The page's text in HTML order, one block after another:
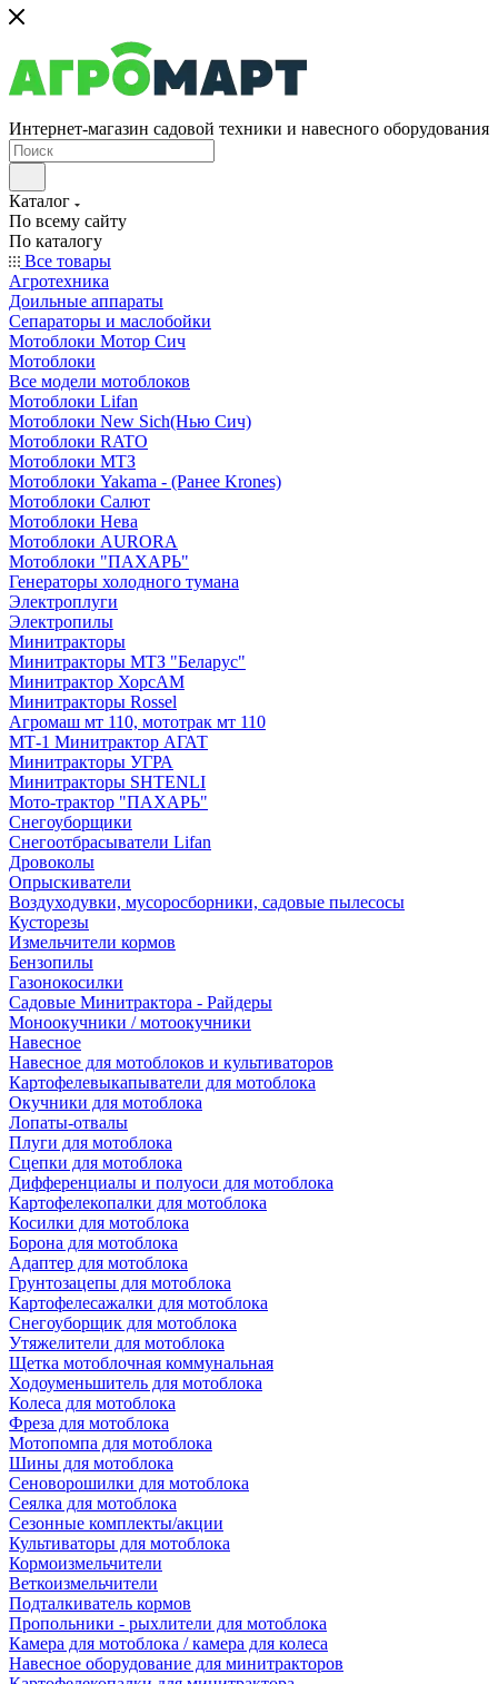
Интернет-магазин садовой техники и навесного оборудования
Каталог
По всему сайту
По каталогу
Все товары
Агротехника
Доильные аппараты
Сепараторы и маслобойки
Мотоблоки Мотор Сич
Мотоблоки
Все модели мотоблоков
Мотоблоки Lifan
Мотоблоки New Sich(Нью Сич)
Мотоблоки RATO
Мотоблоки МТЗ
Мотоблоки Yakama - (Ранее Krones)
Мотоблоки Салют
Мотоблоки Нева
Мотоблоки AURORA
Мотоблоки "ПАХАРЬ"
Генераторы холодного тумана
Электроплуги
Электропилы
Минитракторы
Минитракторы МТЗ "Беларус"
Минитрактор ХорсАМ
Минитракторы Rossel
Агромаш мт 110, мототрак мт 110
МТ-1 Минитрактор АГАТ
Минитракторы УГРА
Минитракторы SHTENLI
Мото-трактор "ПАХАРЬ"
Снегоуборщики
Снегоотбрасыватели Lifan
Дровоколы
Опрыскиватели
Воздуходувки, мусоросборники, cадовые пылесосы
Кусторезы
Измельчители кормов
Бензопилы
Газонокосилки
Садовые Минитрактора - Райдеры
Моноокучники / мотоокучники
Навесное
Навесное для мотоблоков и культиваторов
Картофелевыкапыватели для мотоблока
Окучники для мотоблока
Лопаты-отвалы
Плуги для мотоблока
Сцепки для мотоблока
Дифференциалы и полуоси для мотоблока
Картофелекопалки для мотоблока
Косилки для мотоблока
Борона для мотоблока
Адаптер для мотоблока
Грунтозацепы для мотоблока
Картофелесажалки для мотоблока
Снегоуборщик для мотоблока
Утяжелители для мотоблока
Щетка мотоблочная коммунальная
Ходоуменьшитель для мотоблока
Колеса для мотоблока
Фреза для мотоблока
Мотопомпа для мотоблока
Шины для мотоблока
Сеноворошилки для мотоблока
Сеялка для мотоблока
Сезонные комплекты/акции
Культиваторы для мотоблока
Кормоизмельчители
Веткоизмельчители
Подталкиватель кормов
Пропольники - рыхлители для мотоблока
Камера для мотоблока / камера для колеса
Навесное оборудование для минитракторов